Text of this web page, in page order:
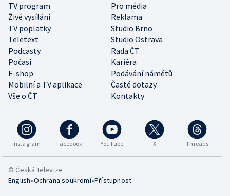
TV program
Pro média
Živé vysílání
Reklama
TV poplatky
Studio Brno
Teletext
Studio Ostrava
Podcasty
Rada ČT
Počasí
Kariéra
E-shop
Podávání námětů
Mobilní a TV aplikace
Časté dotazy
Vše o ČT
Kontakty
Instagram Facebook YouTube X Threads
© Česká televize
English•Ochrana soukromí•Přístupnost